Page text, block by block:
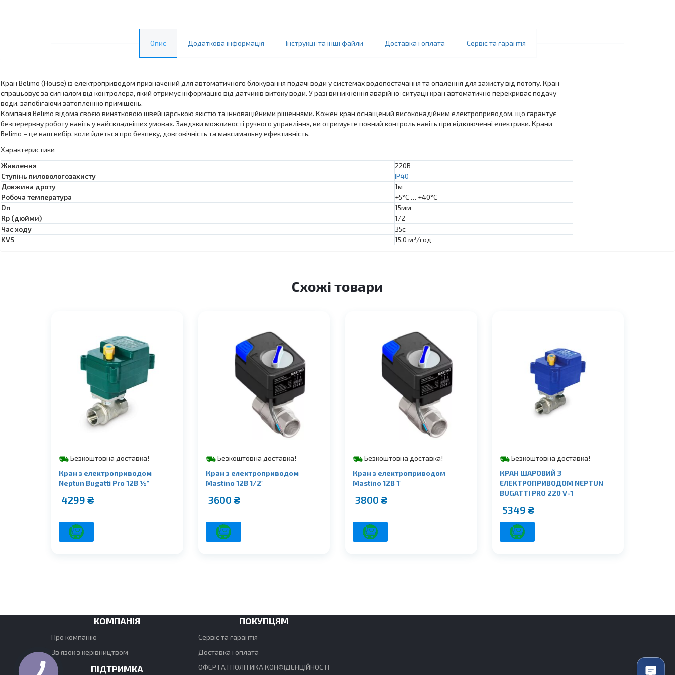
Опис Додаткова інформація Інструкції та інші файли Доставка і оплата Сервіс та гарантія
Кран Belimo (House) із електроприводом призначений для автоматичного блокування подачі води у системах водопостачання та опалення для захисту від потопу. Кран
спрацьовує за сигналом від контролера, який отримує інформацію від датчиків витоку води. У разі виникнення аварійної ситуації кран автоматично перекриває подачу
води, запобігаючи затопленню приміщень.
Компанія Belimo відома своєю винятковою швейцарською якістю та інноваційними рішеннями. Кожен кран оснащений високонадійним електроприводом, що гарантує
безперервну роботу навіть у найскладніших умовах. Завдяки можливості ручного управління, ви отримуєте повний контроль навіть при відключенні електрики. Крани
Belimo – це ваш вибір, коли йдеться про безпеку, довговічність та максимальну ефективність.
Характеристики
Живлення
220B
Ступінь пиловологозахисту
IP40
Довжина дроту
1м
Робоча температура
+5°C … +40°C
Dn
15мм
Rp (дюйми)
1/2
Час ходу
35с
KVS
15,0 м³/год
Схожі товари
Безкоштовна доставка!
Кран з електроприводом
Neptun Bugatti Pro 12B ½”
4299 ₴
Безкоштовна доставка!
Кран з електроприводом
Mastino 12В 1/2″
3600 ₴
Безкоштовна доставка!
Кран з електроприводом
Mastino 12В 1″
3800 ₴
Безкоштовна доставка!
КРАН ШАРОВИЙ З
ЕЛЕКТРОПРИВОДОМ NEPTUN
BUGATTI PRO 220 V-1
5349 ₴
КОМПАНІЯ
Про компанію
Зв’язок з керівництвом
ПІДТРИМКА
ПОКУПЦЯМ
Сервіс та гарантія
Доставка і оплата
ОФЕРТА І ПОЛІТИКА КОНФІДЕНЦІЙНОСТІ